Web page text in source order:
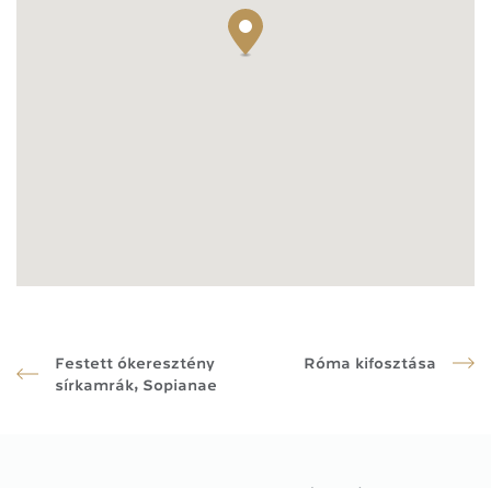
Festett ókeresztény
sírkamrák, Sopianae
Róma kifosztása